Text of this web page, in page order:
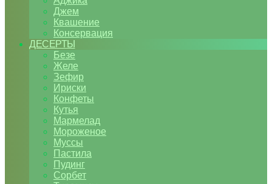
Джем
Квашение
Консервация
ДЕСЕРТЫ
Безе
Желе
Зефир
Ириски
Конфеты
Кутья
Мармелад
Мороженое
Муссы
Пастила
Пудинг
Сорбет